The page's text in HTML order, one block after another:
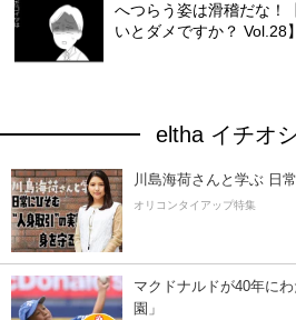
へつらう姿は滑稽だな！
いとダメですか？ Vol.28】
eltha イチオ
川島海荷さんと学ぶ 日
オリコンタイアップ特集
マクドナルドが40年に
園」